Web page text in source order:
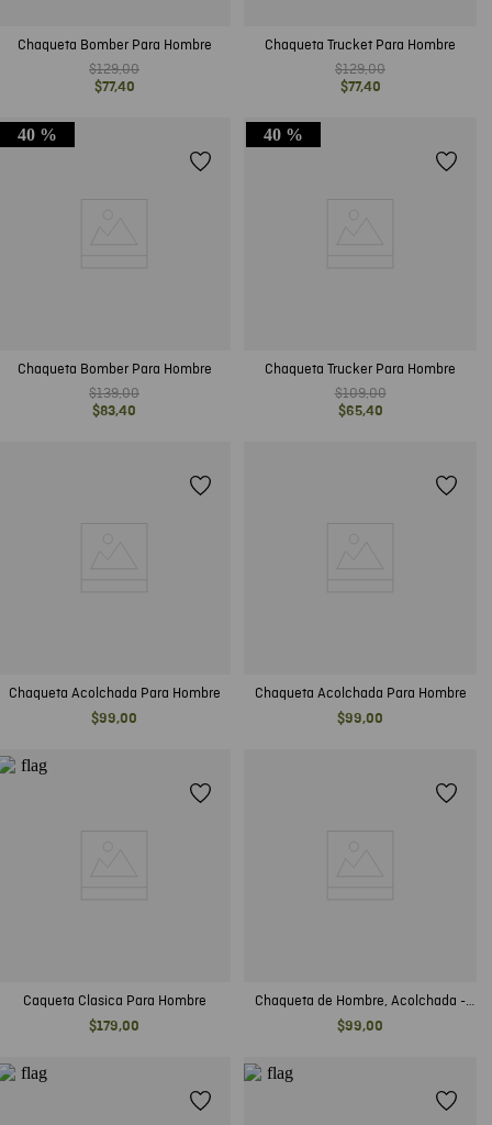
Chaqueta Bomber Para Hombre
$129,00
$77,40
Chaqueta Trucket Para Hombre
$129,00
$77,40
40 %
Chaqueta Bomber Para Hombre
$139,00
$83,40
40 %
Chaqueta Trucker Para Hombre
$109,00
$65,40
Chaqueta Acolchada Para Hombre
$99,00
Chaqueta Acolchada Para Hombre
$99,00
Caqueta Clasica Para Hombre
$179,00
Chaqueta de Hombre, Acolchada -
TOGS
$99,00